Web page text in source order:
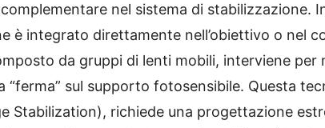
nel sistema di stabilizzazione.
è integrato direttamente nell’obiettivo o nel
da gruppi di lenti mobili, interviene per
“ferma” sul supporto fotosensibile. Questa
Stabilization), richiede una progettazione